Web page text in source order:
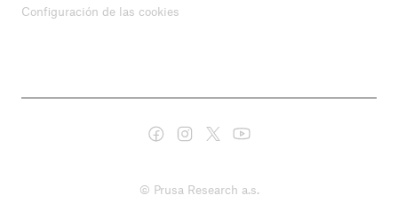
Configuración de las cookies
© Prusa Research a.s.